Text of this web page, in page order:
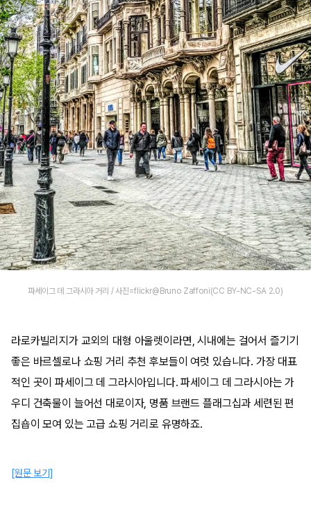
파세이그 데 그라시아 거리 / 사진=flickr@Bruno Zaffoni(CC BY-NC-SA 2.0)
라로카빌리지가 교외의 대형 아울렛이라면, 시내에는 걸어서 즐기기
좋은 바르셀로나 쇼핑 거리 추천 후보들이 여럿 있습니다. 가장 대표
적인 곳이 파세이그 데 그라시아입니다. 파세이그 데 그라시아는 가
우디 건축물이 늘어선 대로이자, 명품 브랜드 플래그십과 세련된 편
집숍이 모여 있는 고급 쇼핑 거리로 유명하죠.
[원문 보기]